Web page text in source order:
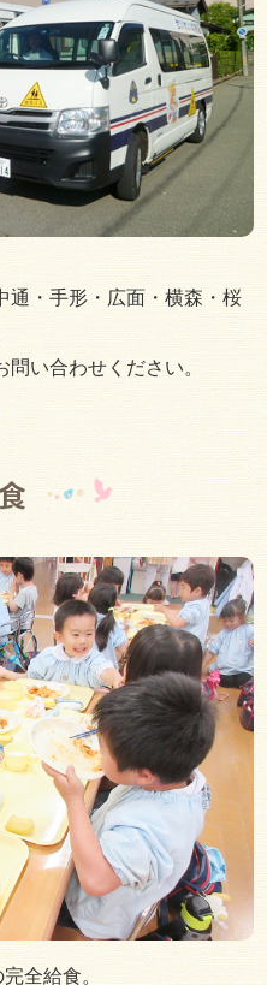
通・手形・広面・横森・桜
問い合わせください。
全給食。